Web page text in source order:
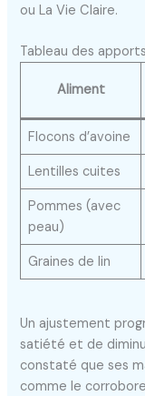
ou La Vie Claire.
Tableau des
Aliment
Flocons d’avoine
Lentilles cuites
Pommes (avec
peau)
Graines de lin
Un ajustement
satiété et de
constaté que ses
comme le